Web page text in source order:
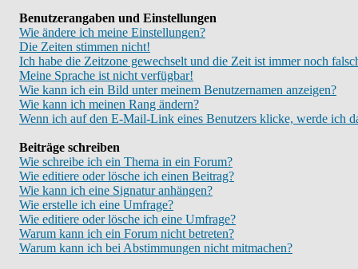
Benutzerangaben und Einstellungen
Wie ändere ich meine Einstellungen?
Die Zeiten stimmen nicht!
Ich habe die Zeitzone gewechselt und die Zeit ist immer noch
Meine Sprache ist nicht verfügbar!
Wie kann ich ein Bild unter meinem Benutzernamen anzeigen?
Wie kann ich meinen Rang ändern?
Wenn ich auf den E-Mail-Link eines Benutzers klicke, werde ich
Beiträge schreiben
Wie schreibe ich ein Thema in ein Forum?
Wie editiere oder lösche ich einen Beitrag?
Wie kann ich eine Signatur anhängen?
Wie erstelle ich eine Umfrage?
Wie editiere oder lösche ich eine Umfrage?
Warum kann ich ein Forum nicht betreten?
Warum kann ich bei Abstimmungen nicht mitmachen?